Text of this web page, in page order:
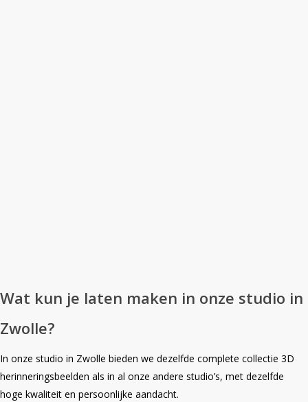
Wat kun je laten maken in onze studio in
Zwolle?
In onze studio in Zwolle bieden we dezelfde complete collectie 3D
herinneringsbeelden als in al onze andere studio’s, met dezelfde
hoge kwaliteit en persoonlijke aandacht.